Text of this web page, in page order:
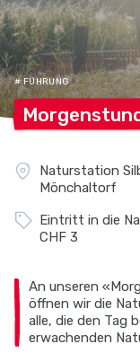
# FÜHRUNG
Naturstation
Mönchaltorf
Eintritt in die
CHF 3
An unseren
öffnen wir die
alle, die den Tag
erwachenden